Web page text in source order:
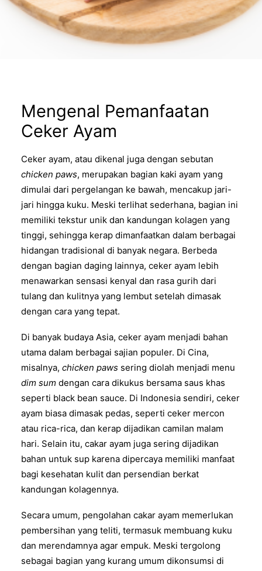
Mengenal Pemanfaatan
Ceker Ayam
Ceker ayam, atau dikenal juga dengan sebutan
chicken paws, merupakan bagian kaki ayam yang
dimulai dari pergelangan ke bawah, mencakup jari-
jari hingga kuku. Meski terlihat sederhana, bagian ini
memiliki tekstur unik dan kandungan kolagen yang
tinggi, sehingga kerap dimanfaatkan dalam berbagai
hidangan tradisional di banyak negara. Berbeda
dengan bagian daging lainnya, ceker ayam lebih
menawarkan sensasi kenyal dan rasa gurih dari
tulang dan kulitnya yang lembut setelah dimasak
dengan cara yang tepat.
Di banyak budaya Asia, ceker ayam menjadi bahan
utama dalam berbagai sajian populer. Di Cina,
misalnya, chicken paws sering diolah menjadi menu
dim sum dengan cara dikukus bersama saus khas
seperti black bean sauce. Di Indonesia sendiri, ceker
ayam biasa dimasak pedas, seperti ceker mercon
atau rica-rica, dan kerap dijadikan camilan malam
hari. Selain itu, cakar ayam juga sering dijadikan
bahan untuk sup karena dipercaya memiliki manfaat
bagi kesehatan kulit dan persendian berkat
kandungan kolagennya.
Secara umum, pengolahan cakar ayam memerlukan
pembersihan yang teliti, termasuk membuang kuku
dan merendamnya agar empuk. Meski tergolong
sebagai bagian yang kurang umum dikonsumsi di